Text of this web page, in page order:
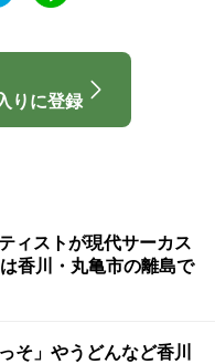
りに登録
ィストが現代サーカス
香川・丸亀市の離島で
そ」やうどんなど香川